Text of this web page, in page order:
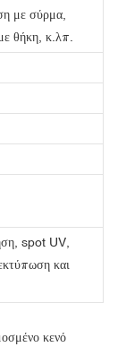
με σύρμα,
θήκη, κ.λπ.
spot UV,
και